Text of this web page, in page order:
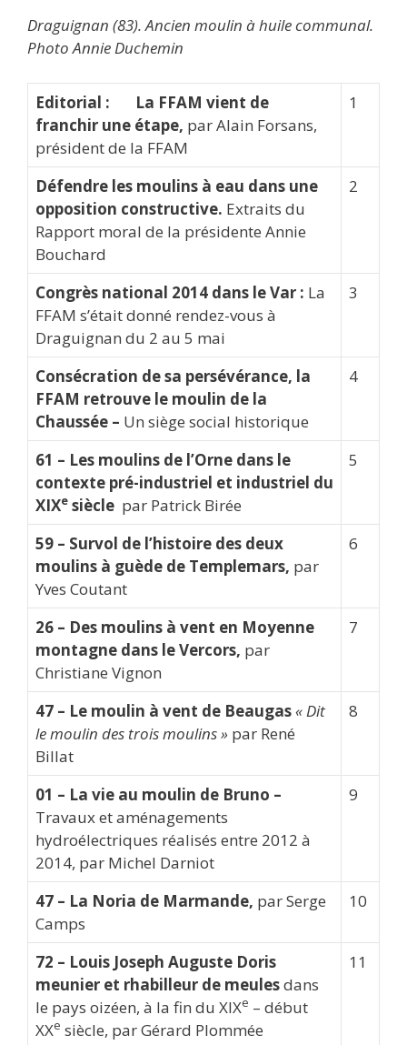
Draguignan (83). Ancien moulin à huile communal.
Photo Annie Duchemin
Editorial : La FFAM vient de
franchir une étape, par Alain Forsans,
président de la FFAM
1
Défendre les moulins à eau dans une
opposition constructive. Extraits du
Rapport moral de la présidente Annie
Bouchard
2
Congrès national 2014 dans le Var : La
FFAM s’était donné rendez-vous à
Draguignan du 2 au 5 mai
3
Consécration de sa persévérance, la
FFAM retrouve le moulin de la
Chaussée – Un siège social historique
4
61 – Les moulins de l’Orne dans le
contexte pré-industriel et industriel du
XIXe siècle par Patrick Birée
5
59 – Survol de l’histoire des deux
moulins à guède de Templemars, par
Yves Coutant
6
26 – Des moulins à vent en Moyenne
montagne dans le Vercors, par
Christiane Vignon
7
47 – Le moulin à vent de Beaugas« Dit
le moulin des trois moulins » par René
Billat
8
01 – La vie au moulin de Bruno –
Travaux et aménagements
hydroélectriques réalisés entre 2012 à
2014, par Michel Darniot
9
47 – La Noria de Marmande, par Serge
Camps
10
72 – Louis Joseph Auguste Doris
meunier et rhabilleur de meulesdans
le pays oizéen, à la fin du XIXe – début
XXe siècle, par Gérard Plommée
11